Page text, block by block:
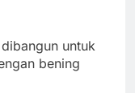
untuk
bening